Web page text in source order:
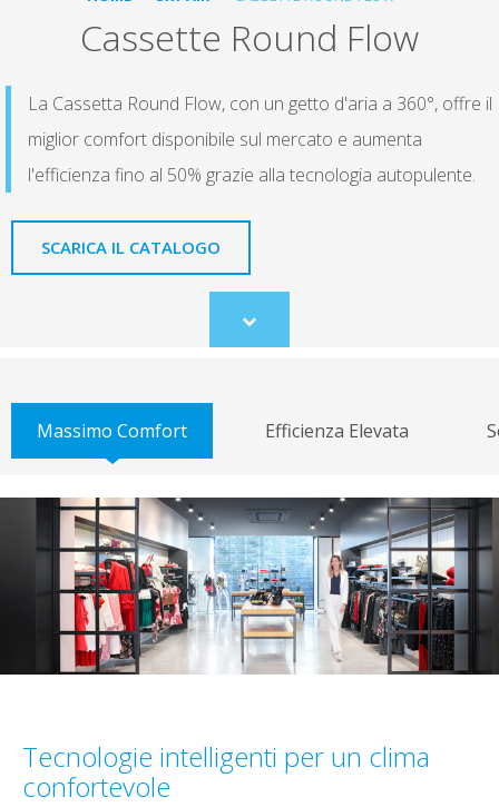
Cassette Round Flow
La Cassetta Round Flow, con un getto d'aria a 360°, offre il
miglior comfort disponibile sul mercato e aumenta
l'efficienza fino al 50% grazie alla tecnologia autopulente.
SCARICA IL CATALOGO
Scroll
to
Massimo Comfort Efficienza Elevata
Tecnologie intelligenti per un clima
confortevole